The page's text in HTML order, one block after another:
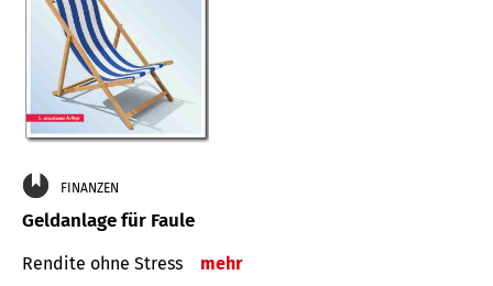
FINANZEN
Geldanlage für Faule
Rendite ohne Stress mehr